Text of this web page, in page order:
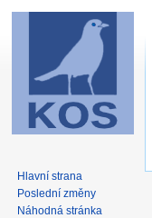
Hlavní strana
Poslední změny
Náhodná stránka